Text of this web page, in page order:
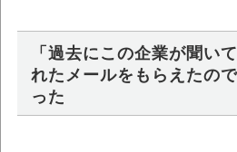
「過去にこの企業が聞い
れたメールをもらえたの
った